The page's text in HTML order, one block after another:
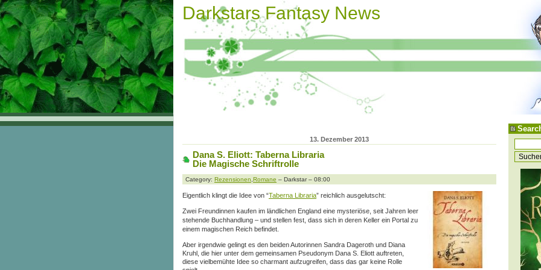
Darkstars Fantasy News
13. Dezember 2013
Dana S. Eliott: Taberna Libraria
Die Magische Schriftrolle
Category: Rezensionen Romane – Darkstar – 08:00
Eigentlich klingt die Idee von “Taberna Libraria” reichlich ausgelutscht:
Zwei Freundinnen kaufen im ländlichen England eine mysteriöse, seit Jahren leer
stehende Buchhandlung – und stellen fest, dass sich in deren Keller ein Portal zu
einem magischen Reich befindet.
Aber irgendwie gelingt es den beiden Autorinnen Sandra Dageroth und Diana
Kruhl, die hier unter dem gemeinsamen Pseudonym Dana S. Eliott auftreten,
diese vielbemühte Idee so charmant aufzugreifen, dass das gar keine Rolle